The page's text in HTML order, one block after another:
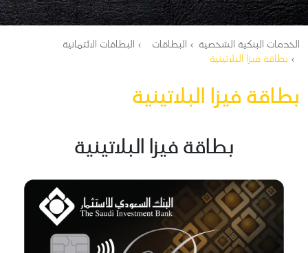
مسار التنقل
الخدمات البنكية الشخصية البطاقات
البطاقات الائتمانية
بطاقة فيزا البلاتينية
بطاقة فيزا البلاتينية
بطاقة فيزا البلاتينية